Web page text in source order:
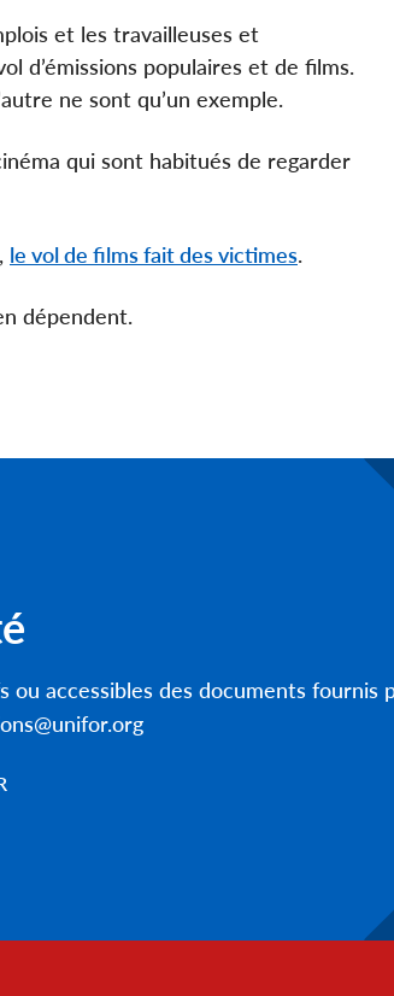
et les travailleuses et
d’émissions populaires et de films.
ne sont qu’un exemple.
qui sont habitués de regarder
le vol de films fait des victimes.
dépendent.
ou accessibles des documents fournis